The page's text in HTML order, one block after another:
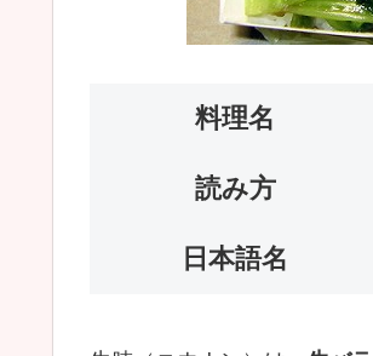
料理名
読み方
日本語名